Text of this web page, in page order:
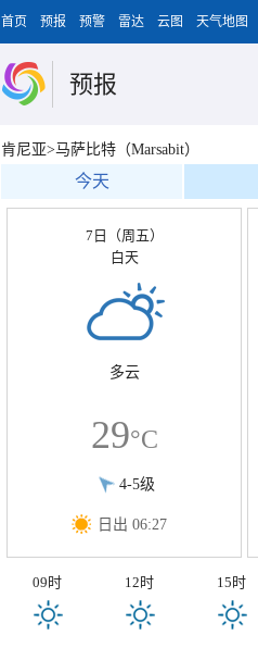
首页 预报 预警 雷达 云图 天气地图
预报
肯尼亚>马萨比特（Marsabit）
今天
7日（周五）
白天
多云
29°C
4-5级
日出 06:27
09时 12时 15时